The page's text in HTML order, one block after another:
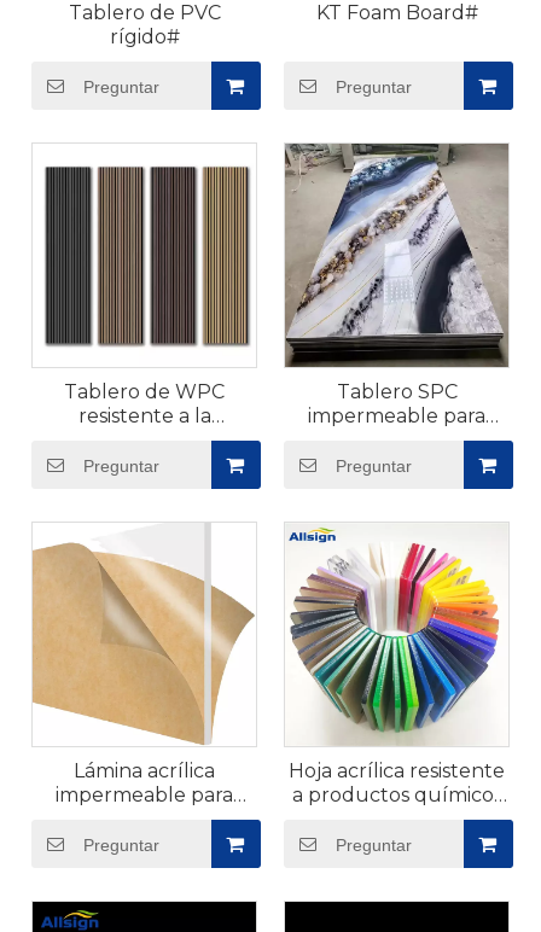
Tablero de PVC
rígido#
Preguntar
KT Foam Board#
Preguntar
Tablero de WPC
resistente a la
humedad para
exteriores
Preguntar
Tablero SPC
impermeable para
Preguntar
Lámina acrílica
impermeable para
Preguntar
Hoja acrílica resistente
a productos químicos
para fabricación
Preguntar